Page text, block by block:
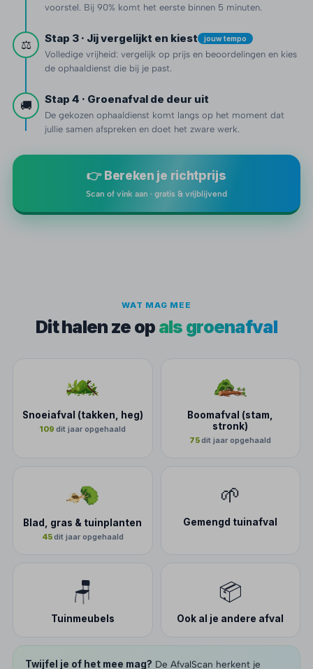
voorstel. Bij 90% komt het eerste binnen 5 minuten.
⚖️ Stap 3 · Jij vergelijkt en kiest jouw tempo
Volledige vrijheid: vergelijk op prijs en beoordelingen en kies
de ophaaldienst die bij je past.
🚚 Stap 4 · Groenafval de deur uit
De gekozen ophaaldienst komt langs op het moment dat
jullie samen afspreken en doet het zware werk.
👉 Bereken je richtprijs
Scan of vink aan · gratis & vrijblijvend
WAT MAG MEE
Dit halen ze op als groenafval
Snoeiafval (takken, heg)
109dit jaar opgehaald
Boomafval (stam,
stronk)
75dit jaar opgehaald
Blad, gras & tuinplanten
45dit jaar opgehaald
🌱
Gemengd tuinafval
🪑
Tuinmeubels
📦
Ook al je andere afval
Twijfel je of het mee mag? De AfvalScan herkent je